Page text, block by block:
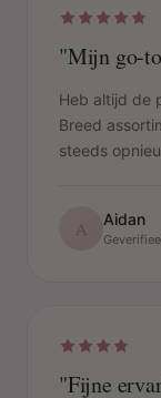
"Mijn go-
Heb altijd de
Breed
steeds
A Aidan
"Fijne